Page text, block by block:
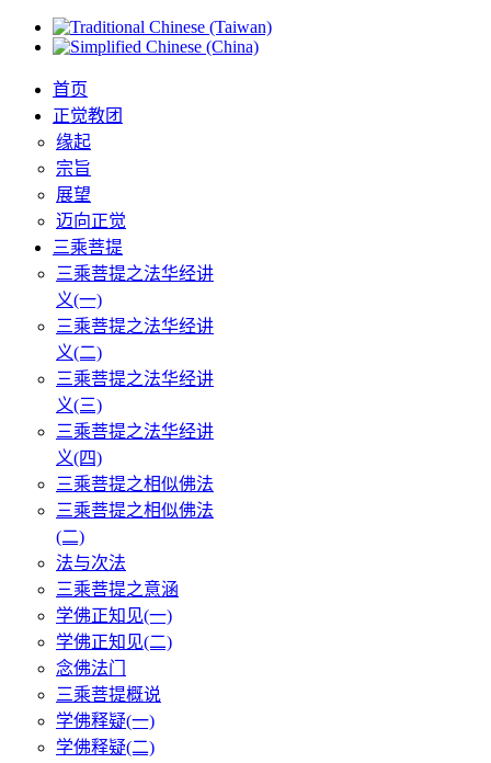
首页
正觉教团
缘起
宗旨
展望
迈向正觉
三乘菩提
三乘菩提之法华经讲
义(一)
三乘菩提之法华经讲
义(二)
三乘菩提之法华经讲
义(三)
三乘菩提之法华经讲
义(四)
三乘菩提之相似佛法
三乘菩提之相似佛法
(二)
法与次法
三乘菩提之意涵
学佛正知见(一)
学佛正知见(二)
念佛法门
三乘菩提概说
学佛释疑(一)
学佛释疑(二)